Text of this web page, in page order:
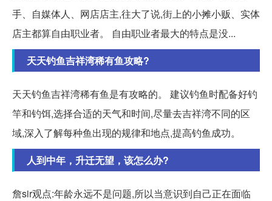
手、自媒体人、网店店主,往大了说,街上的小摊小贩、实体
店主都算自由职业者。 自由职业者最大的特点是没...
天天钓鱼吉祥湾稀有鱼攻略?
天天钓鱼吉祥湾稀有鱼是有攻略的。 建议钓鱼时配备好钓
竿和钓饵,选择合适的天气和时间,尽量去吉祥湾不同的区
域,深入了解每种鱼出现的规律和地点,提高钓鱼成功。
人到中年，升迁无望，该怎么办?
詹sir观点:年龄永远不是问题,所以当意识到自己正在面临